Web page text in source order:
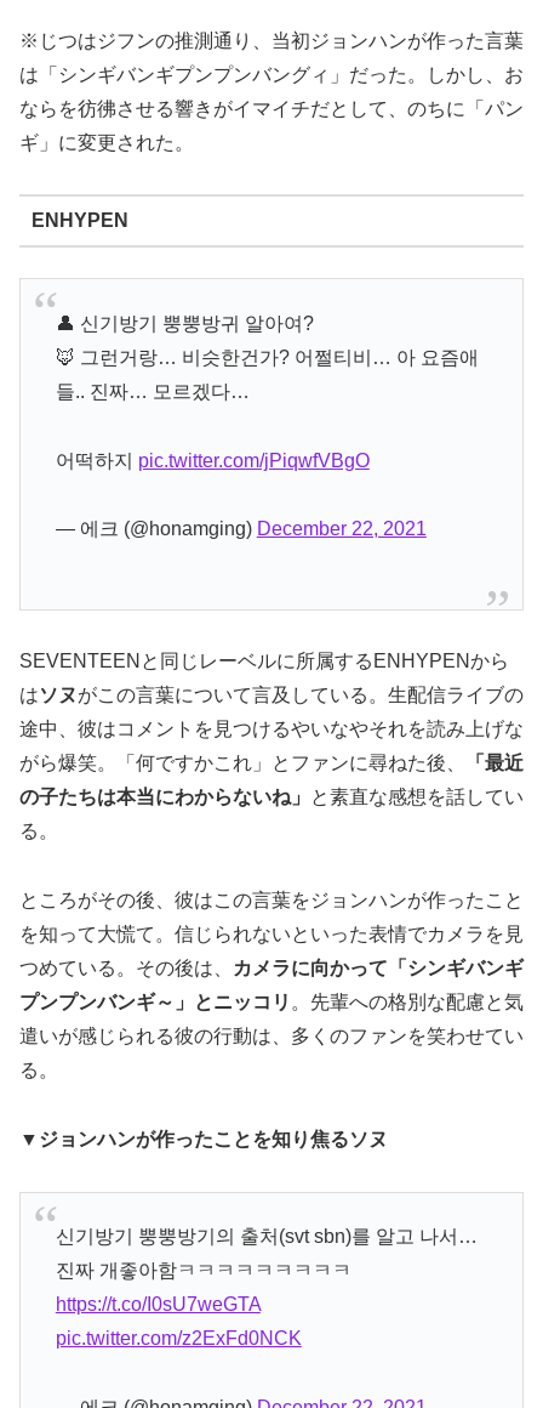
※じつはジフンの推測通り、当初ジョンハンが作った言葉
は「シンギバンギプンプンバングィ」だった。しかし、お
ならを彷彿させる響きがイマイチだとして、のちに「パン
ギ」に変更された。
ENHYPEN
👤 신기방기 뿡뿡방귀 알아여?
🦊 그런거랑… 비슷한건가? 어쩔티비… 아 요즘애
들.. 진짜… 모르겠다…
어떡하지 pic.twitter.com/jPiqwfVBgO
— 에크 (@honamging) December 22, 2021
SEVENTEENと同じレーベルに所属するENHYPENから
はソヌがこの言葉について言及している。生配信ライブの
途中、彼はコメントを見つけるやいなやそれを読み上げな
がら爆笑。「何ですかこれ」とファンに尋ねた後、
「最近
の子たちは本当にわからないね」
と素直な感想を話してい
る。
ところがその後、彼はこの言葉をジョンハンが作ったこと
を知って大慌て。信じられないといった表情でカメラを見
つめている。その後は、
カメラに向かって「シンギバンギ
プンプンバンギ～」とニッコリ 。先輩への格別な配慮と気
遣いが感じられる彼の行動は、多くのファンを笑わせてい
る。
▼ジョンハンが作ったことを知り焦るソヌ
신기방기 뿡뿡방기의 출처(svt sbn)를 알고 나서…
진짜 개좋아함ㅋㅋㅋㅋㅋㅋㅋㅋㅋ
https://t.co/I0sU7weGTA
pic.twitter.com/z2ExFd0NCK